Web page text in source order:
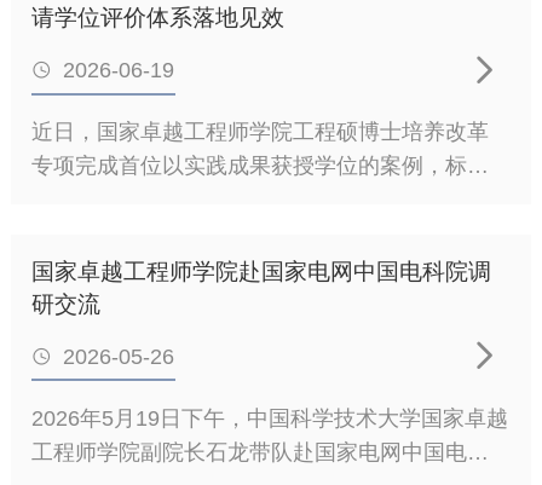
请学位评价体系落地见效
 2026-06-19 
近日，国家卓越工程师学院工程硕博士培养改革
专项完成首位以实践成果获授学位的案例，标志
程师人才培养、践行“破五唯”评价导向的重要阶段
性成果。为系统推进工程类专业学位研究生培养
模式改革，研究生院（校学位办）、国家卓越工
程师学院立足工程人才培养规律，坚持立德树人
根本任务，以服务国家重大战略需求为导向，重
构工程人才评价标准体系。2025年11月25日，校
学位评定委员会审议通过《中国科学技术大学国
国家卓越工程师学院赴国家电网中国电科院调
研交流
 2026-05-26 
2026年5月19日下午，中国科学技术大学国家卓越
工程师学院副院长石龙带队赴国家电网中国电力